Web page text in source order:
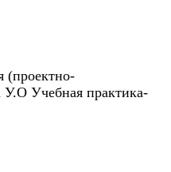
(проектно-
У.О Учебная практика-